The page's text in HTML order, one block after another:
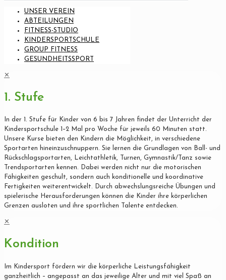
UNSER VEREIN
ABTEILUNGEN
FITNESS-STUDIO
KINDERSPORTSCHULE
GROUP FITNESS
GESUNDHEITSSPORT
✕
1. Stufe
In der 1. Stufe für Kinder von 6 bis 7 Jahren findet der Unterricht der
Kindersportschule 1–2 Mal pro Woche für jeweils 60 Minuten statt.
Unsere Kurse bieten den Kindern die Möglichkeit, in verschiedene
Sportarten hineinzuschnuppern. Sie lernen die Grundlagen von Ball- und
Rückschlagsportarten, Leichtathletik, Turnen, Gymnastik/Tanz sowie
Trendsportarten kennen. Dabei werden nicht nur die motorischen
Fähigkeiten geschult, sondern auch konditionelle und koordinative
Fertigkeiten weiterentwickelt. Durch abwechslungsreiche Übungen und
spielerische Herausforderungen können die Kinder ihre körperlichen
Grenzen ausloten und ihre sportlichen Talente entdecken.
✕
Kondition
Im Kindersport fördern wir die körperliche Leistungsfähigkeit
ganzheitlich – angepasst an das jeweilige Alter und mit viel Spaß an